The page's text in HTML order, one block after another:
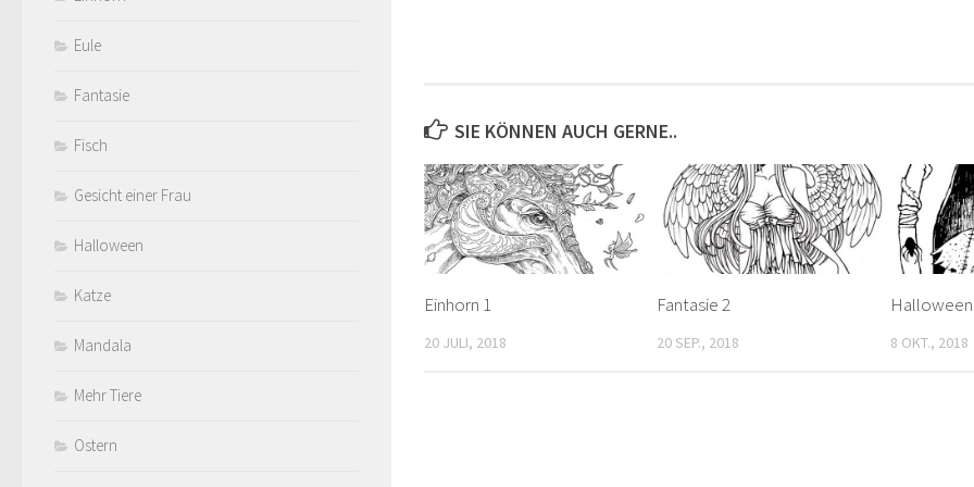
SIE KÖNNEN AUCH GERNE..
Einhorn 1
20 JULI, 2018
Fantasie 2
20 SEP., 2018
Halloween
8 OKT., 2018
Eule
Fantasie
Fisch
Gesicht einer Frau
Halloween
Katze
Mandala
Mehr Tiere
Ostern